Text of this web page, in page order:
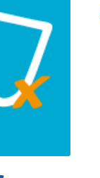
France)